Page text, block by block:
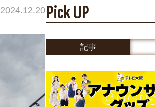
2024.12.20 Pick UP
記事